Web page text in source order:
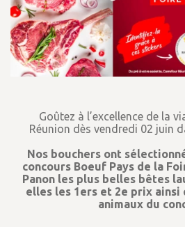
Goûtez à l’excellence de la
Réunion dès vendredi 02 juin
Nos bouchers ont
concours Boeuf Pays de la
Panon les plus belles bêtes
elles les 1ers et 2e prix ainsi
animaux du